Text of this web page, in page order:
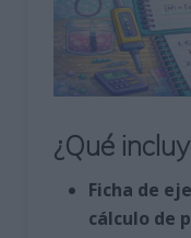
¿Qué
Ficha de
cálculo de